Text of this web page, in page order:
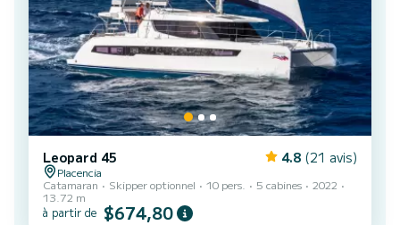
Leopard 45 4.8 (21 avis)
Placencia
Catamaran
Skipper optionnel 10 pers. 5 cabines
2022
13.72 m
à partir de $674,80